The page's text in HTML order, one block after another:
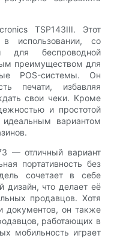
TSP143III. Этот
использовании, со
для беспроводной
преимуществом для
POS-системы. Он
печати, избавляя
свои чеки. Кроме
и простотой
идеальным вариантом
— отличный вариант
портативность без
сочетает в себе
дизайн, что делает её
продавцов. Хотя
документов, он также
работающих в
мобильность играет